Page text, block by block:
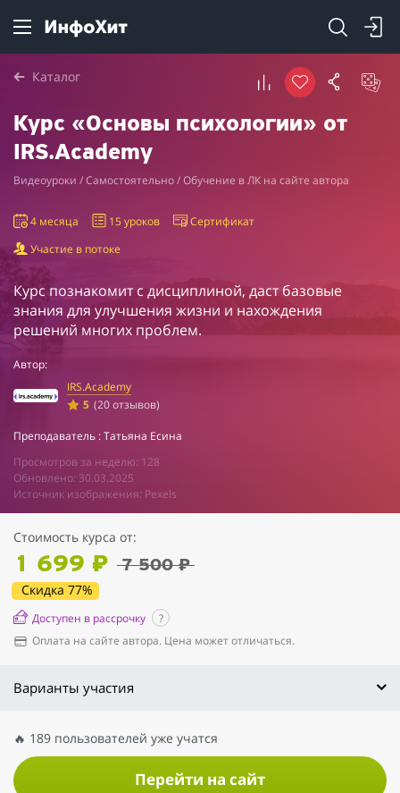
Каталог
Курс «Основы психологии» от
IRS.Academy
Видеоуроки / Самостоятельно / Обучение в ЛК на сайте автора
4 месяца 15 уроков
Сертификат
Участие в потоке
Курс познакомит с дисциплиной, даст базовые
знания для улучшения жизни и нахождения
решений многих проблем.
Автор:
IRS.Academy
5 (20 отзывов)
Преподаватель : Татьяна Есина
Просмотров за неделю: 128
Обновлено: 30.03.2025
Источник изображения: Pexels
Стоимость курса от:
1 699 ₽ 7 500 ₽
Скидка 77%
Доступен в рассрочку
?
Оплата на сайте автора. Цена может отличаться.
Варианты участия
🔥 189 пользователей уже учатся
Перейти на сайт